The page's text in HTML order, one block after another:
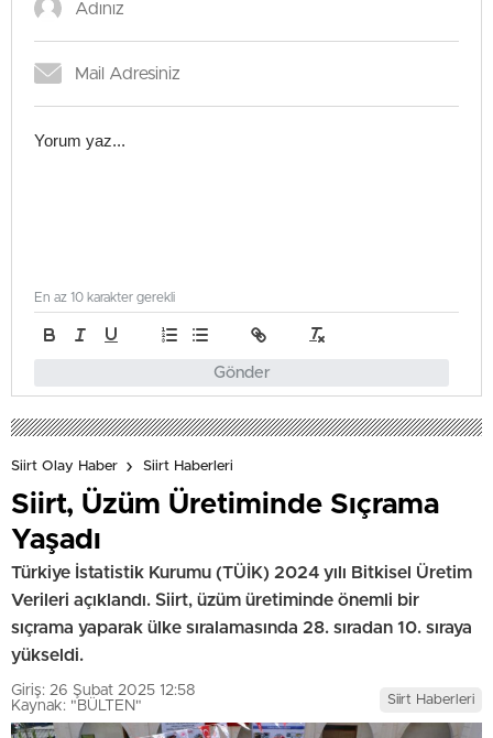
Gönder
En az 10 karakter gerekli
Siirt Olay Haber Siirt Haberleri
Siirt, Üzüm Üretiminde Sıçrama
Yaşadı
Türkiye İstatistik Kurumu (TÜİK) 2024 yılı Bitkisel Üretim
Verileri açıklandı. Siirt, üzüm üretiminde önemli bir
sıçrama yaparak ülke sıralamasında 28. sıradan 10. sıraya
yükseldi.
Giriş: 26 Şubat 2025 12:58
Kaynak: "BÜLTEN"
Siirt Haberleri